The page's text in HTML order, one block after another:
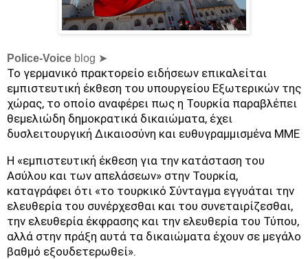
Police-Voice blog ➤
Το γερμανικό πρακτορείο ειδήσεων επικαλείται
εμπιστευτική έκθεση του υπουργείου Εξωτερικών της
χώρας, το οποίο αναφέρει πως η Τουρκία παραβλέπει
θεμελιώδη δημοκρατικά δικαιώματα, έχει
δυσλειτουργική Δικαιοσύνη και ευθυγραμμισμένα ΜΜΕ
Η «εμπιστευτική έκθεση για την κατάσταση του
Ασύλου και των απελάσεων» στην Τουρκία,
καταγράφει ότι «το τουρκικό Σύνταγμα εγγυάται την
ελευθερία του συνέρχεσθαι και του συνεταιρίζεσθαι,
την ελευθερία έκφρασης και την ελευθερία του Τύπου,
αλλά στην πράξη αυτά τα δικαιώματα έχουν σε μεγάλο
βαθμό εξουδετερωθεί».